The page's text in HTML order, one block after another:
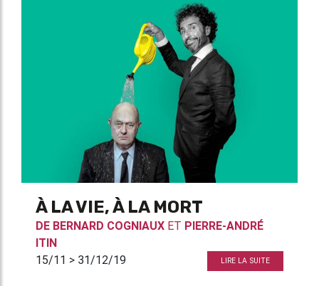
À LA VIE, À LA MORT
DE BERNARD COGNIAUX ET PIERRE-ANDRÉ
ITIN
15/11 > 31/12/19
LIRE LA SUITE